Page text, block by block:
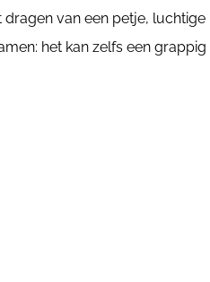
van een petje, luchtige
het kan zelfs een